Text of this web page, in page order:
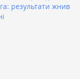
результати жнив